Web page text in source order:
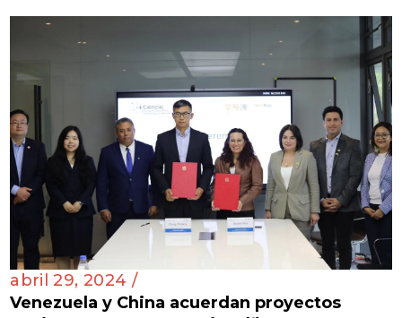
abril 29, 2024 /
Venezuela y China acuerdan proyectos